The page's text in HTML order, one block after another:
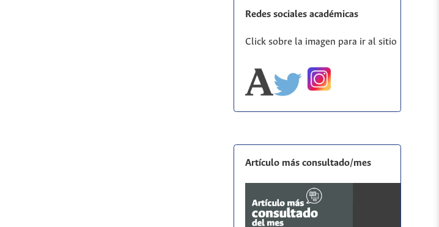
Redes sociales académicas
Click sobre la imagen para ir al sitio
Artículo más consultado/mes